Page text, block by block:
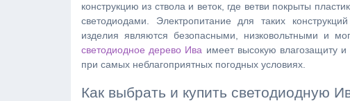
конструкцию из ствола и веток, где ветви покрыты
светодиодами. Электропитание для таких
изделия являются безопасными, низковольтными и
светодиодное дерево Ива имеет высокую влагозащиту
при самых неблагоприятных погодных условиях.
Как выбрать и купить светодиодную